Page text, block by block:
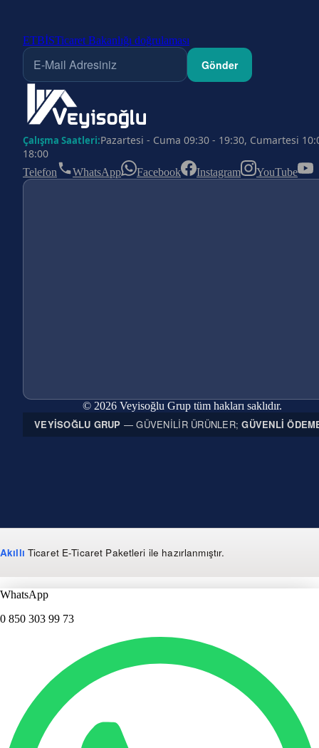
ETBİSTicaret Bakanlığı doğrulaması
Gönder
Çalışma Saatleri:Pazartesi - Cuma 09:30 - 19:30, Cumartesi
18:00
Telefon WhatsApp Facebook Instagram YouTube
© 2026 Veyisoğlu Grup tüm hakları saklıdır.
VEYISOĞLU GRUP — GÜVENILIR ÜRÜNLER;GÜVENLI
Akıllı Ticaret E-Ticaret Paketleri ile hazırlanmıştır.
WhatsApp
0 850 303 99 73